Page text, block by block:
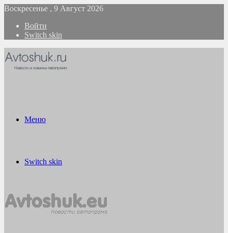
Воскресенье , 9 Август 2026
Войти
Switch skin
Меню
Switch skin